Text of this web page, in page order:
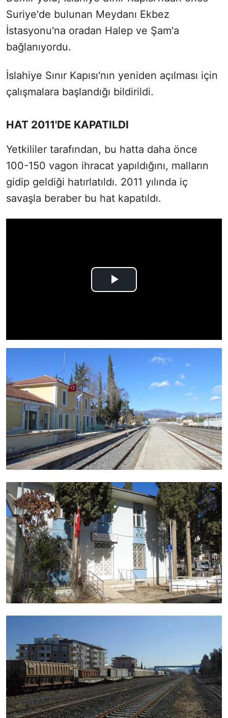
Suriye'de bulunan Meydanı Ekbez
İstasyonu'na oradan Halep ve Şam'a
bağlanıyordu.
İslahiye Sınır Kapısı'nın yeniden açılması için
çalışmalara başlandığı bildirildi.
HAT 2011'DE KAPATILDI
Yetkililer tarafından, bu hatta daha önce
100-150 vagon ihracat yapıldığını, malların
gidip geldiği hatırlatıldı. 2011 yılında iç
savaşla beraber bu hat kapatıldı.